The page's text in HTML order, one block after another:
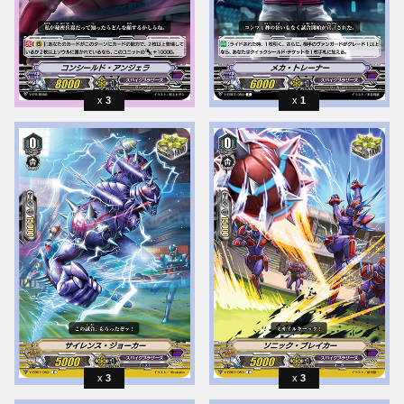
3 1
3 3